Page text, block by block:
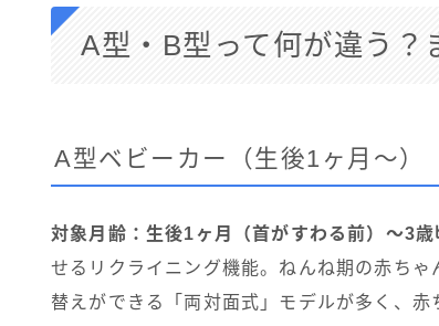
A型・B型って何が違う？
A型ベビーカー（生後1ヶ月〜）
対象月齢：生後1ヶ月（首がすわる前）〜3歳
せるリクライニング機能。ねんね期の赤ち
替えができる「両対面式」モデルが多く、